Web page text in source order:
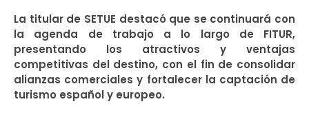
La titular de SETUE destacó que se continuará con
la agenda de trabajo a lo largo de FITUR,
presentando los atractivos y ventajas
competitivas del destino, con el fin de consolidar
alianzas comerciales y fortalecer la captación de
turismo español y europeo.